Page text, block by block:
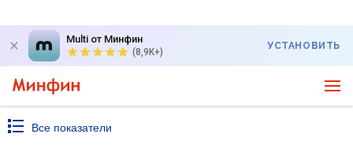
Multi от Минфин
(8,9K+)
УСТАНОВИТЬ
Все показатели